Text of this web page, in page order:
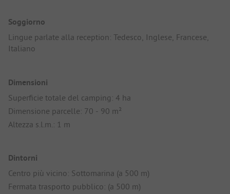
Soggiorno
Lingue parlate alla reception: Tedesco, Inglese, Francese,
Italiano
Dimensioni
Superficie totale del camping: 4 ha
Dimensione parcelle: 70 - 90 m²
Altezza s.l.m.: 1 m
Dintorni
Centro più vicino: Sottomarina (a 500 m)
Fermata trasporto pubblico: (a 500 m)